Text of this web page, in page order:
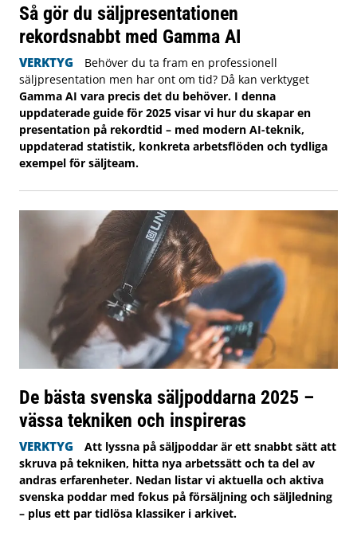
Så gör du säljpresentationen
rekordsnabbt med Gamma AI
VERKTYG
Behöver du ta fram en professionell
säljpresentation men har ont om tid? Då kan verktyget
Gamma AI vara precis det du behöver. I denna
uppdaterade guide för 2025 visar vi hur du skapar en
presentation på rekordtid – med modern AI-teknik,
uppdaterad statistik, konkreta arbetsflöden och tydliga
exempel för säljteam.
De bästa svenska säljpoddarna 2025 –
vässa tekniken och inspireras
VERKTYG
Att lyssna på säljpoddar är ett snabbt sätt att
skruva på tekniken, hitta nya arbetssätt och ta del av
andras erfarenheter. Nedan listar vi aktuella och aktiva
svenska poddar med fokus på försäljning och säljledning
– plus ett par tidlösa klassiker i arkivet.